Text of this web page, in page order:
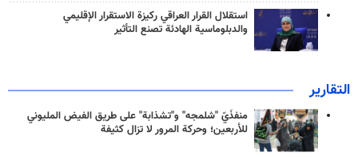
استقلال القرار العراقي ركيزة الاستقرار الإقليمي
والدبلوماسية الهادئة تصنع التأثير
التقارير
منفذَيّ "شلمجه" و"تشذابة" على طريق الفيض المليوني
للأربعين؛ وحركة المرور لا تزال كثيفة